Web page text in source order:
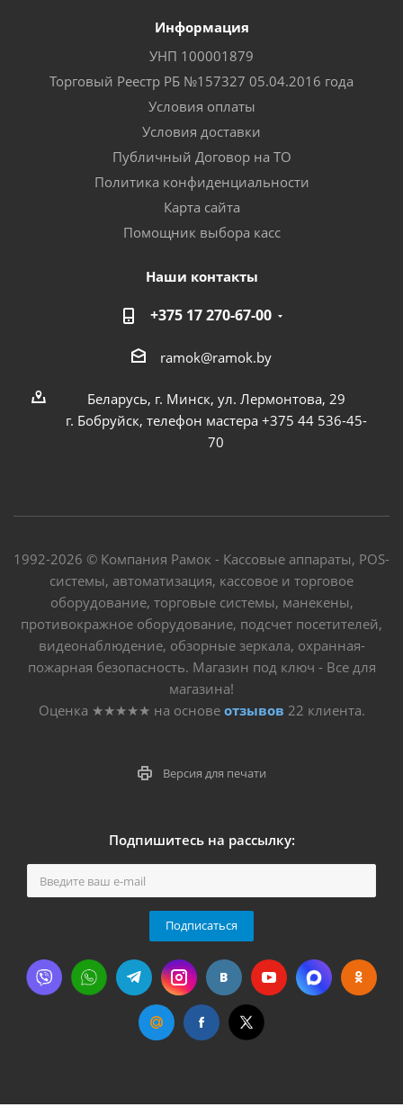
Информация
УНП 100001879
Торговый Реестр РБ №157327 05.04.2016 года
Условия оплаты
Условия доставки
Публичный Договор на ТО
Политика конфиденциальности
Карта сайта
Помощник выбора касс
Наши контакты
+375 17 270-67-00
ramok@ramok.by
Беларусь, г. Минск, ул. Лермонтова, 29
г. Бобруйск, телефон мастера +375 44 536-45-
70
1992-2026 © Компания Рамок - Кассовые аппараты, POS-
системы, автоматизация, кассовое и торговое
оборудование, торговые системы, манекены,
противокражное оборудование, подсчет посетителей,
видеонаблюдение, обзорные зеркала, охранная-
пожарная безопасность. Магазин под ключ - Все для
магазина!
Оценка ★★★★★ на основе отзывов 22 клиента.
Версия для печати
Подпишитесь на рассылку:
Подписаться